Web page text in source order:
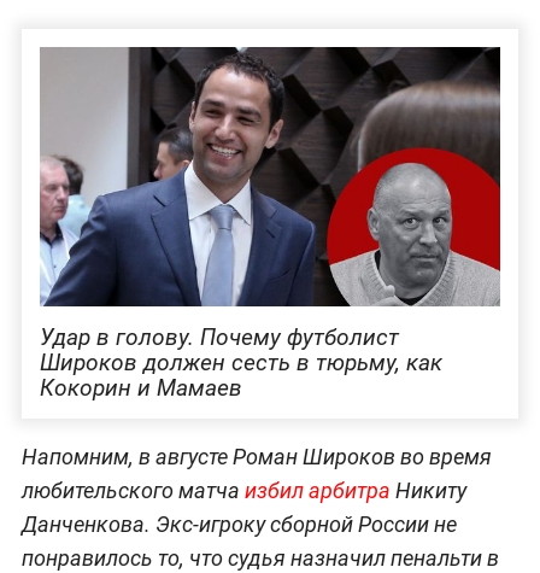
Удар в голову. Почему футболист
Широков должен сесть в тюрьму, как
Кокорин и Мамаев
Напомним, в августе Роман Широков во время
любительского матча избил арбитра Никиту
Данченкова. Экс-игроку сборной России не
понравилось то, что судья назначил пенальти в